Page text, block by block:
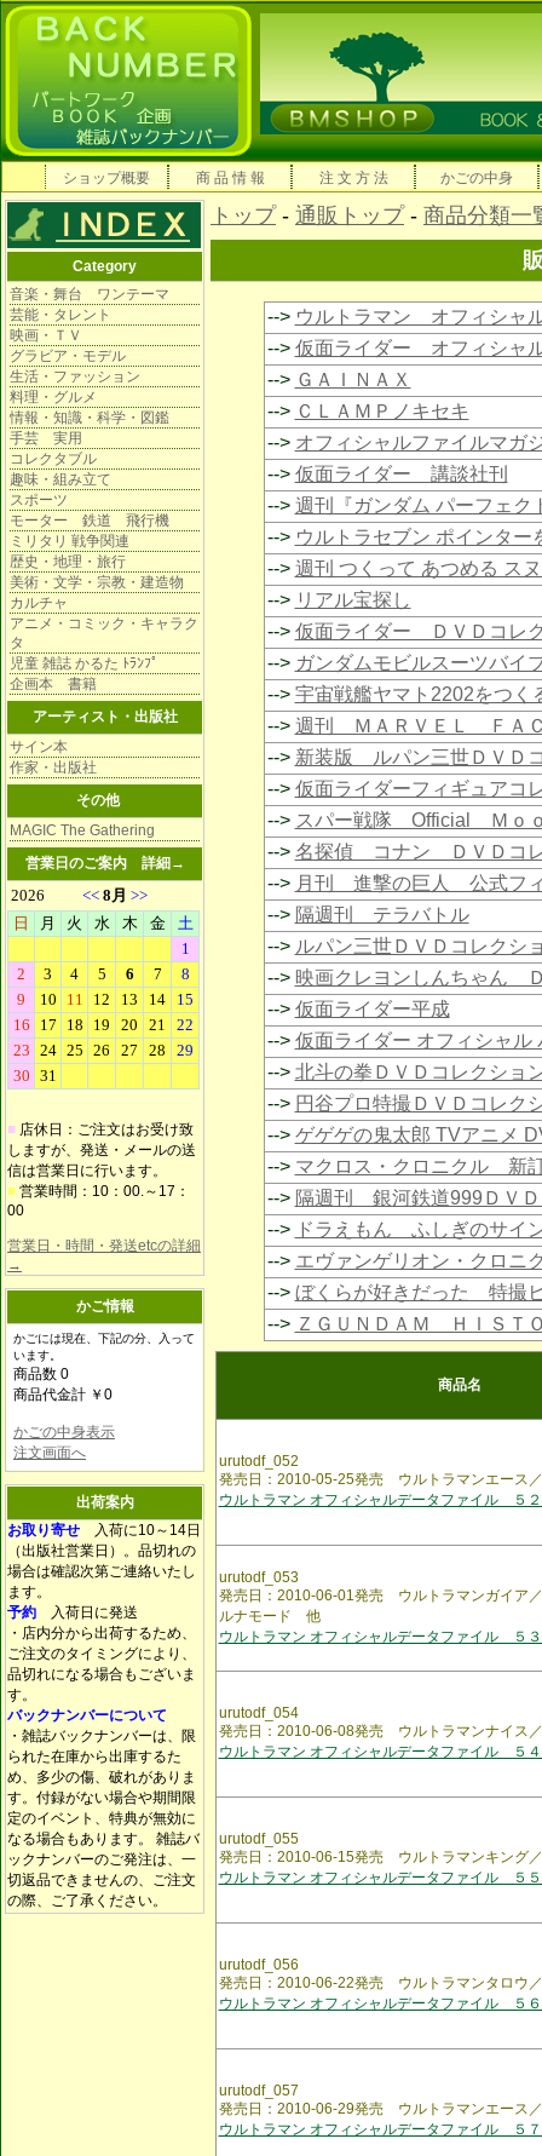
ショップ概要 商 品 情 報 注 文 方 法 かごの中身
Category
音楽・舞台 ワンテーマ
芸能・タレント
映画・ＴＶ
グラビア・モデル
生活・ファッション
料理・グルメ
情報・知識・科学・図鑑
手芸 実用
コレクタブル
趣味・組み立て
スポーツ
モーター 鉄道 飛行機
ミリタリ 戦争関連
歴史・地理・旅行
美術・文学・宗教・建造物
カルチャ
アニメ・コミック・キャラク
タ
児童 雑誌 かるた ﾄﾗﾝﾌﾟ
企画本 書籍
アーティスト・出版社
サイン本
作家・出版社
その他
MAGIC The Gathering
営業日のご案内 詳細→
■ 店休日：ご注文はお受け致
しますが、発送・メールの送
信は営業日に行います。
■ 営業時間：10：00.～17：
00
営業日・時間・発送etcの詳細
→
かご情報
かごには現在、下記の分、入って
います。
商品数 0
商品代金計 ￥0
かごの中身表示
注文画面へ
出荷案内
お取り寄せ 入荷に10～14日
（出版社営業日）。品切れの
場合は確認次第ご連絡いたし
ます。
予約 入荷日に発送
・店内分から出荷するため、
ご注文のタイミングにより、
品切れになる場合もございま
す。
バックナンバーについて
・雑誌バックナンバーは、限
られた在庫から出庫するた
め、多少の傷、破れがありま
す。付録がない場合や期間限
定のイベント、特典が無効に
なる場合もあります。 雑誌バ
ックナンバーのご発注は、一
切返品できませんの、ご注文
の際、ご了承ください。
トップ- 通販トップ- 商品分類一
--> ウルトラマン オフィシ
--> 仮面ライダー オフィシ
--> ＧＡＩＮＡＸ
--> ＣＬＡＭＰノキセキ
--> オフィシャルファイルマ
--> 仮面ライダー 講談社刊
--> 週刊『ガンダム パーフェク
--> ウルトラセブン ポインター
--> 週刊 つくって あつめる ス
--> リアル宝探し
--> 仮面ライダー ＤＶＤコレ
--> ガンダムモビルスーツバイ
--> 宇宙戦艦ヤマト2202をつく
--> 週刊 ＭＡＲＶＥＬ ＦＡ
--> 新装版 ルパン三世ＤＶＤ
--> 仮面ライダーフィギュアコ
--> スパー戦隊 Official Ｍｏ
--> 名探偵 コナン ＤＶＤコ
--> 月刊 進撃の巨人 公式フ
--> 隔週刊 テラバトル
--> ルパン三世ＤＶＤコレクシ
--> 映画クレヨンしんちゃん
--> 仮面ライダー平成
--> 仮面ライダー オフィシャル
--> 北斗の拳ＤＶＤコレクショ
--> 円谷プロ特撮ＤＶＤコレク
--> ゲゲゲの鬼太郎 TVアニメ
--> マクロス・クロニクル 新
--> 隔週刊 銀河鉄道999ＤＶ
--> ドラえもん ふしぎのサイ
--> エヴァンゲリオン・クロ
--> ぼくらが好きだった 特撮
--> ＺＧＵＮＤＡＭ ＨＩＳＴ
商品名
urutodf_052
発売日：2010-05-25発売 ウルトラマンエース
ウルトラマン オフィシャルデータファイル ５
urutodf_053
発売日：2010-06-01発売 ウルトラマンガイア
ルナモード 他
ウルトラマン オフィシャルデータファイル ５
urutodf_054
発売日：2010-06-08発売 ウルトラマンナイス
ウルトラマン オフィシャルデータファイル ５
urutodf_055
発売日：2010-06-15発売 ウルトラマンキング
ウルトラマン オフィシャルデータファイル ５
urutodf_056
発売日：2010-06-22発売 ウルトラマンタロウ
ウルトラマン オフィシャルデータファイル ５
urutodf_057
発売日：2010-06-29発売 ウルトラマンエース
ウルトラマン オフィシャルデータファイル ５